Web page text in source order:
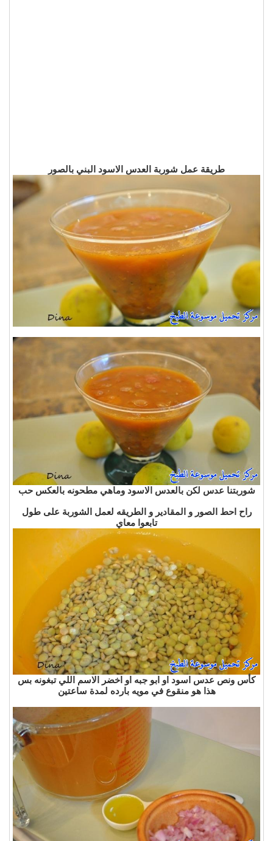
طريقة عمل شوربة العدس الاسود البني بالصور
شوربتنا عدس لكن بالعدس الاسود وماهي مطحونه بالعكس حب
راح احط الصور و المقادير و الطريقه لعمل الشوربة على طول
تابعوا معاي
كأس ونص عدس اسود او ابو جبه او اخضر الاسم اللي تبغونه بس
هذا هو منقوع في مويه بارده لمدة ساعتين